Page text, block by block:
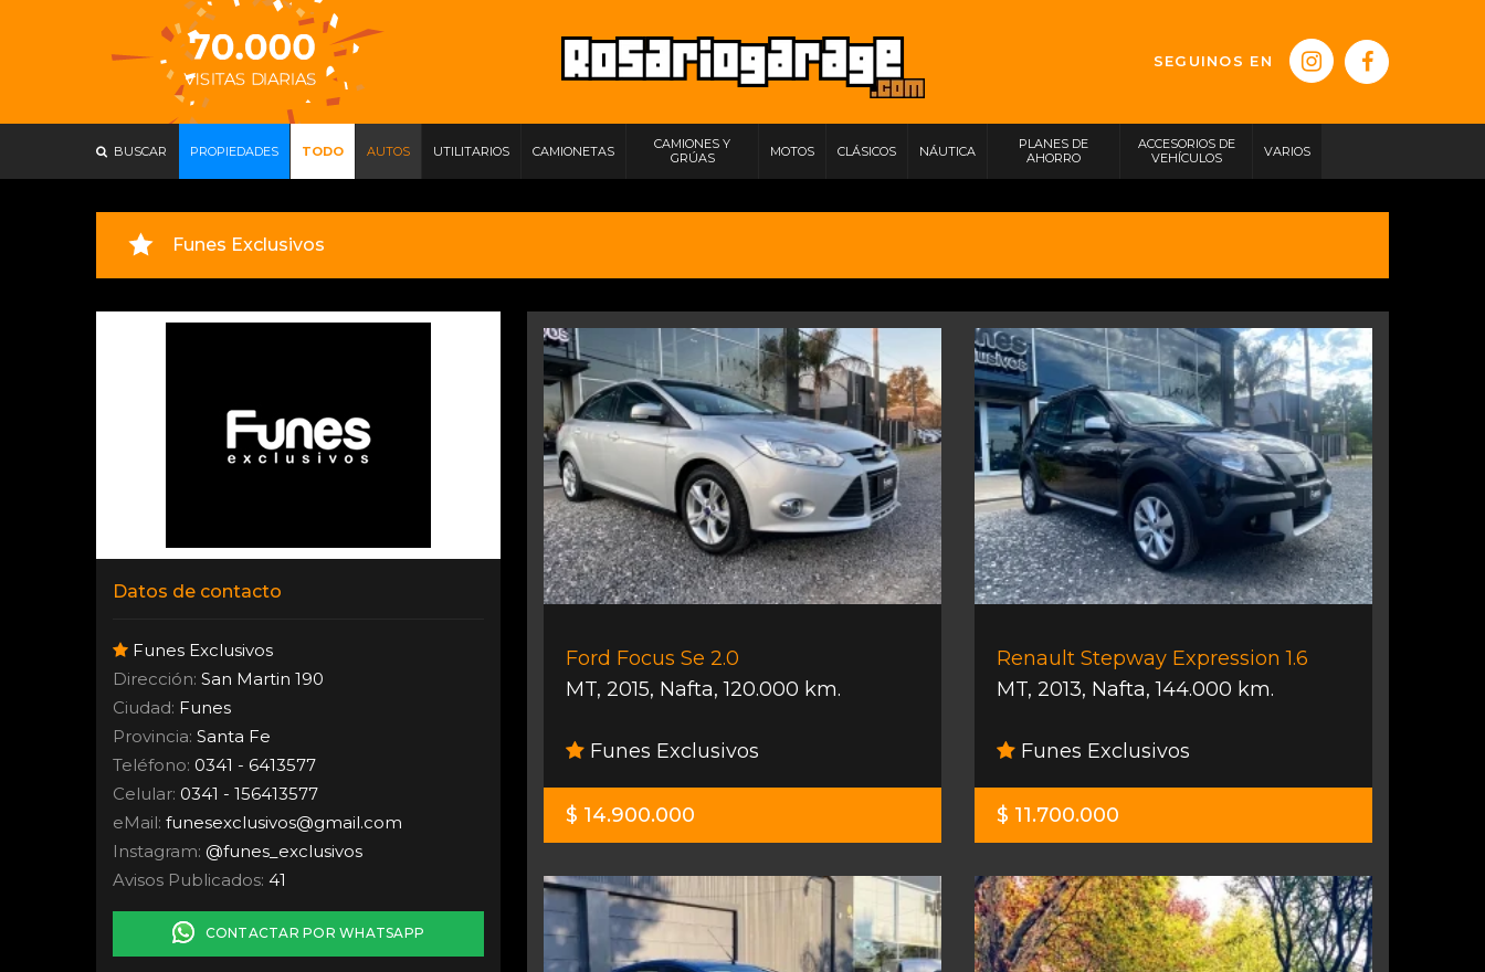
SEGUINOS EN
BUSCAR PROPIEDADES TODO AUTOS UTILITARIOS CAMIONETAS
CAMIONES Y
GRÚAS
MOTOS CLÁSICOS NÁUTICA
PLANES DE
AHORRO
ACCESORIOS DE
VEHÍCULOS
VARIOS
Funes Exclusivos
Datos de contacto
Funes Exclusivos
Dirección: San Martin 190
Ciudad: Funes
Provincia: Santa Fe
Teléfono: 0341 - 6413577
Celular: 0341 - 156413577
eMail: funesexclusivos@gmail.com
Instagram: @funes_exclusivos
Avisos Publicados: 41
CONTACTAR POR WHATSAPP
Ford Focus Se 2.0
MT, 2015, Nafta,120.000 km.
Funes Exclusivos
$ 14.900.000
Renault Stepway Expression 1.6
MT, 2013, Nafta,144.000 km.
Funes Exclusivos
$ 11.700.000